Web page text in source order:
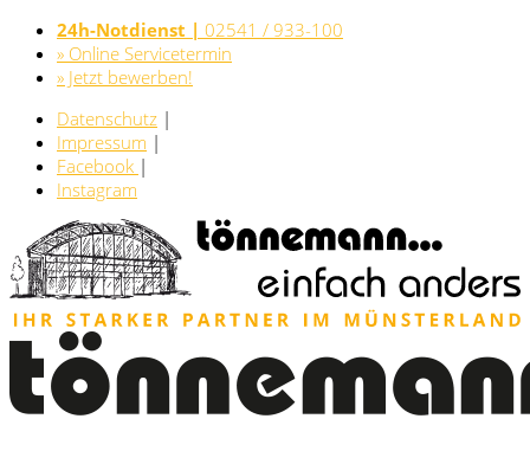
24h-Notdienst | 02541 / 933-100
» Online Servicetermin
» Jetzt bewerben!
Datenschutz |
Impressum |
Facebook |
Instagram